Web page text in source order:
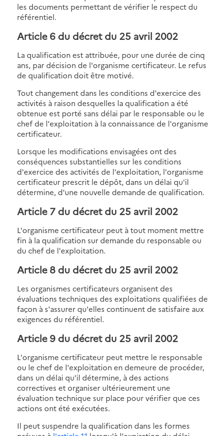
les documents permettant de vérifier le respect du
référentiel.
Article 6 du décret du 25 avril 2002
La qualification est attribuée, pour une durée de cinq
ans, par décision de l'organisme certificateur. Le refus
de qualification doit être motivé.
Tout changement dans les conditions d'exercice des
activités à raison desquelles la qualification a été
obtenue est porté sans délai par le responsable ou le
chef de l'exploitation à la connaissance de l'organisme
certificateur.
Lorsque les modifications envisagées ont des
conséquences substantielles sur les conditions
d'exercice des activités de l'exploitation, l'organisme
certificateur prescrit le dépôt, dans un délai qu'il
détermine, d'une nouvelle demande de qualification.
Article 7 du décret du 25 avril 2002
L'organisme certificateur peut à tout moment mettre
fin à la qualification sur demande du responsable ou
du chef de l'exploitation.
Article 8 du décret du 25 avril 2002
Les organismes certificateurs organisent des
évaluations techniques des exploitations qualifiées de
façon à s'assurer qu'elles continuent de satisfaire aux
exigences du référentiel.
Article 9 du décret du 25 avril 2002
L'organisme certificateur peut mettre le responsable
ou le chef de l'exploitation en demeure de procéder,
dans un délai qu'il détermine, à des actions
correctives et organiser ultérieurement une
évaluation technique sur place pour vérifier que ces
actions ont été exécutées.
Il peut suspendre la qualification dans les formes